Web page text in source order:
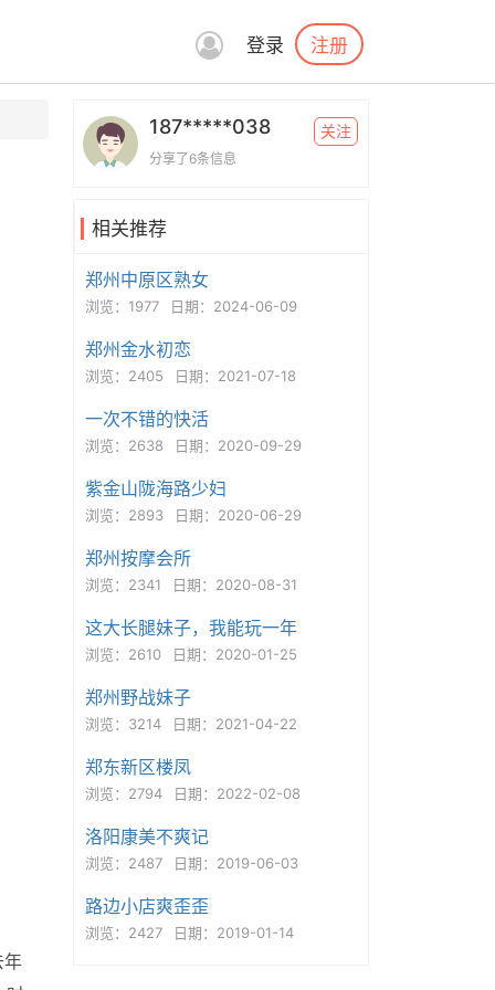
登录 注册
187*****038
分享了6条信息
关注
相关推荐
郑州中原区熟女
浏览：1977 日期：2024-06-09
郑州金水初恋
浏览：2405 日期：2021-07-18
一次不错的快活
浏览：2638 日期：2020-09-29
紫金山陇海路少妇
浏览：2893 日期：2020-06-29
郑州按摩会所
浏览：2341 日期：2020-08-31
这大长腿妹子，我能玩一年
浏览：2610 日期：2020-01-25
郑州野战妹子
浏览：3214 日期：2021-04-22
郑东新区楼凤
浏览：2794 日期：2022-02-08
洛阳康美不爽记
浏览：2487 日期：2019-06-03
路边小店爽歪歪
浏览：2427 日期：2019-01-14